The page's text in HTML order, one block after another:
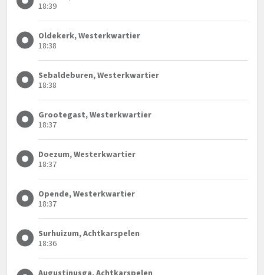
18:39
Oldekerk, Westerkwartier
18:38
Sebaldeburen, Westerkwartier
18:38
Grootegast, Westerkwartier
18:37
Doezum, Westerkwartier
18:37
Opende, Westerkwartier
18:37
Surhuizum, Achtkarspelen
18:36
Augustinusga, Achtkarspelen